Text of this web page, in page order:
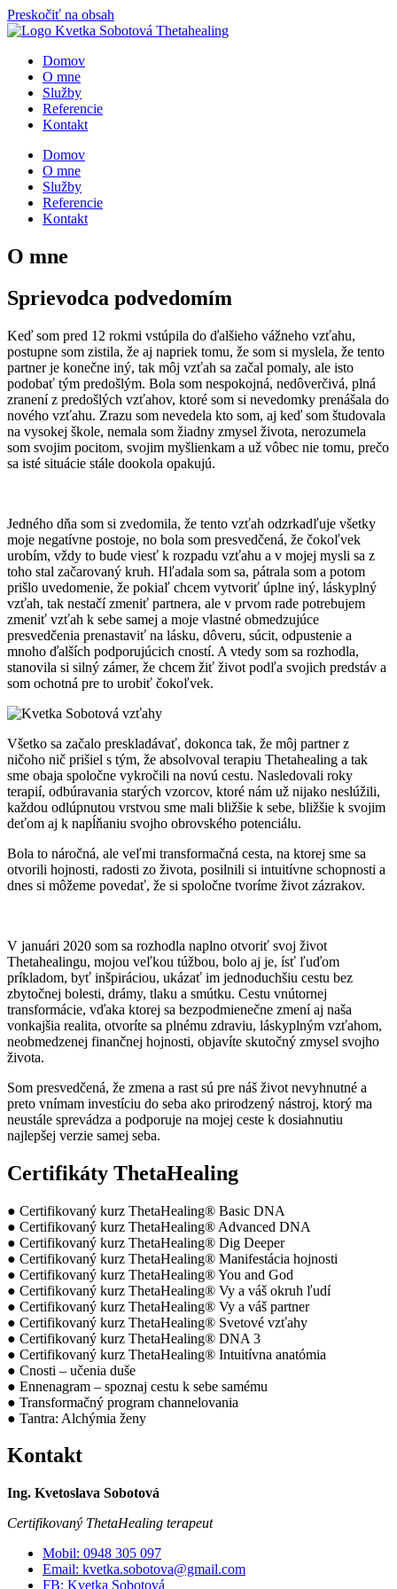
Preskočiť na obsah
Domov
O mne
Služby
Referencie
Kontakt
Domov
O mne
Služby
Referencie
Kontakt
O mne
Sprievodca podvedomím
Keď som pred 12 rokmi vstúpila do ďalšieho vážneho vzťahu,
postupne som zistila, že aj napriek tomu, že som si myslela, že tento
partner je konečne iný, tak môj vzťah sa začal pomaly, ale isto
podobať tým predošlým. Bola som nespokojná, nedôverčivá, plná
zranení z predošlých vzťahov, ktoré som si nevedomky prenášala do
nového vzťahu. Zrazu som nevedela kto som, aj keď som študovala
na vysokej škole, nemala som žiadny zmysel života, nerozumela
som svojim pocitom, svojim myšlienkam a už vôbec nie tomu, prečo
sa isté situácie stále dookola opakujú.
Jedného dňa som si zvedomila, že tento vzťah odzrkadľuje všetky
moje negatívne postoje, no bola som presvedčená, že čokoľvek
urobím, vždy to bude viesť k rozpadu vzťahu a v mojej mysli sa z
toho stal začarovaný kruh. Hľadala som sa, pátrala som a potom
prišlo uvedomenie, že pokiaľ chcem vytvoriť úplne iný, láskyplný
vzťah, tak nestačí zmeniť partnera, ale v prvom rade potrebujem
zmeniť vzťah k sebe samej a moje vlastné obmedzujúce
presvedčenia prenastaviť na lásku, dôveru, súcit, odpustenie a
mnoho ďalších podporujúcich cností. A vtedy som sa rozhodla,
stanovila si silný zámer, že chcem žiť život podľa svojich predstáv a
som ochotná pre to urobiť čokoľvek.
Všetko sa začalo preskladávať, dokonca tak, že môj partner z
ničoho nič prišiel s tým, že absolvoval terapiu Thetahealing a tak
sme obaja spoločne vykročili na novú cestu. Nasledovali roky
terapií, odbúravania starých vzorcov, ktoré nám už nijako neslúžili,
každou odlúpnutou vrstvou sme mali bližšie k sebe, bližšie k svojim
deťom aj k napĺňaniu svojho obrovského potenciálu.
Bola to náročná, ale veľmi transformačná cesta, na ktorej sme sa
otvorili hojnosti, radosti zo života, posilnili si intuitívne schopnosti a
dnes si môžeme povedať, že si spoločne tvoríme život zázrakov.
V januári 2020 som sa rozhodla naplno otvoriť svoj život
Thetahealingu, mojou veľkou túžbou, bolo aj je, ísť ľuďom
príkladom, byť inšpiráciou, ukázať im jednoduchšiu cestu bez
zbytočnej bolesti, drámy, tlaku a smútku. Cestu vnútornej
transformácie, vďaka ktorej sa bezpodmienečne zmení aj naša
vonkajšia realita, otvoríte sa plnému zdraviu, láskyplným vzťahom,
neobmedzenej finančnej hojnosti, objavíte skutočný zmysel svojho
života.
Som presvedčená, že zmena a rast sú pre náš život nevyhnutné a
preto vnímam investíciu do seba ako prirodzený nástroj, ktorý ma
neustále sprevádza a podporuje na mojej ceste k dosiahnutiu
najlepšej verzie samej seba.
Certifikáty ThetaHealing
● Certifikovaný kurz ThetaHealing® Basic DNA
● Certifikovaný kurz ThetaHealing® Advanced DNA
● Certifikovaný kurz ThetaHealing® Dig Deeper
● Certifikovaný kurz ThetaHealing® Manifestácia hojnosti
● Certifikovaný kurz ThetaHealing® You and God
● Certifikovaný kurz ThetaHealing® Vy a váš okruh ľudí
● Certifikovaný kurz ThetaHealing® Vy a váš partner
● Certifikovaný kurz ThetaHealing® Svetové vzťahy
● Certifikovaný kurz ThetaHealing® DNA 3
● Certifikovaný kurz ThetaHealing® Intuitívna anatómia
● Cnosti – učenia duše
● Ennenagram – spoznaj cestu k sebe samému
● Transformačný program channelovania
● Tantra: Alchýmia ženy
Kontakt
Ing. Kvetoslava Sobotová
Certifikovaný ThetaHealing terapeut
Mobil: 0948 305 097
Email: kvetka.sobotova@gmail.com
FB: Kvetka Sobotová